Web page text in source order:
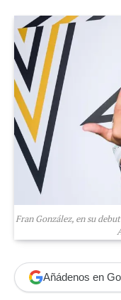
Fran González, en su
Añádenos en